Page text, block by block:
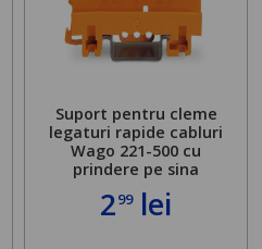
Suport pentru cleme
legaturi rapide cabluri
Wago 221-500 cu
prindere pe sina
299lei